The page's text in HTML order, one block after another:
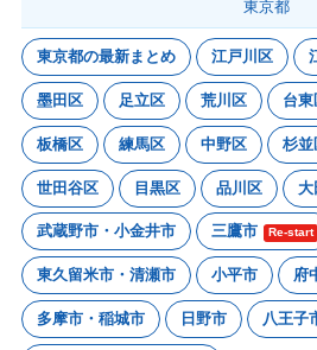
東京都
東京都の最新まとめ 江戸川区
墨田区 足立区 荒川区 台東
板橋区 練馬区 中野区 杉並
世田谷区 目黒区 品川区 大
武蔵野市・小金井市 三鷹市 Re-start
東久留米市・清瀬市 小平市 府
多摩市・稲城市 日野市 八王子